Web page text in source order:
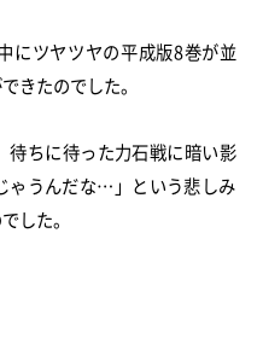
にツヤツヤの平成版8巻が並
きたのでした。
待ちに待った力石戦に暗い影
ゃうんだな…」 という悲しみ
した。